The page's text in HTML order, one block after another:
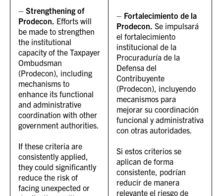
– Strengthening of
Prodecon. Efforts will
be made to strengthen
the institutional
capacity of the Taxpayer
Ombudsman
(Prodecon), including
mechanisms to
enhance its functional
and administrative
coordination with other
government authorities.
If these criteria are
consistently applied,
they could significantly
reduce the risk of
facing unexpected or
– Fortalecimiento de la
Prodecon. Se impulsará
el fortalecimiento
institucional de la
Procuraduría de la
Defensa del
Contribuyente
(Prodecon), incluyendo
mecanismos para
mejorar su coordinación
funcional y administrativa
con otras autoridades.
Si estos criterios se
aplican de forma
consistente, podrían
reducir de manera
relevante el riesgo de